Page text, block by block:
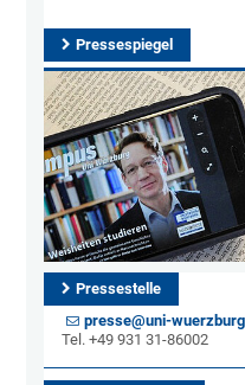
Pressespiegel
Pressestelle
presse@uni-
Tel. +49 931 31-86002